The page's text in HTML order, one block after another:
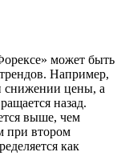
может быть
Например,
снижении цены, а
назад.
выше, чем
при втором
как